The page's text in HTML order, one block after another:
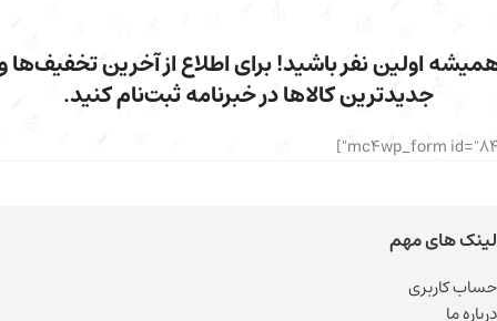
اولین نفر باشید! برای اطلاع از آخرین تخفیف‌ها
جدیدترین کالاها در خبرنامه ثبت‌نام کنید.
لینک های مهم
حساب کاربری
درباره ما